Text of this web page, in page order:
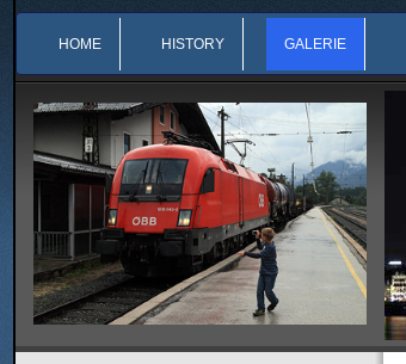
HOME HISTORY GALERIE